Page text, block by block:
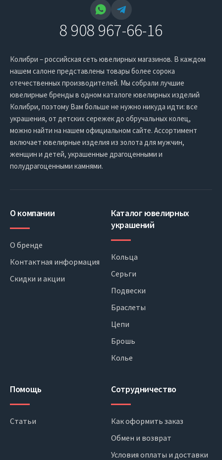
8 908 967-66-16
Колибри – российская сеть ювелирных магазинов. В каждом
нашем салоне представлены товары более сорока
отечественных производителей. Мы собрали лучшие
ювелирные бренды в одном каталоге ювелирных изделий
Колибри, поэтому Вам больше не нужно никуда идти: все
украшения, от детских сережек до обручальных колец,
можно найти на нашем официальном сайте. Ассортимент
включает ювелирные изделия из золота для мужчин,
женщин и детей, украшенные драгоценными и
полудрагоценными камнями.
О компании
О бренде
Контактная информация
Скидки и акции
Каталог ювелирных
украшений
Кольца
Серьги
Подвески
Браслеты
Цепи
Брошь
Колье
Помощь
Статьи
Сотрудничество
Как оформить заказ
Обмен и возврат
Условия оплаты и доставки